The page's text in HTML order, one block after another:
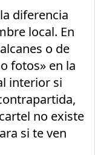
diferencia
local. En
o de
fotos» en la
interior si
no existe
si te ven